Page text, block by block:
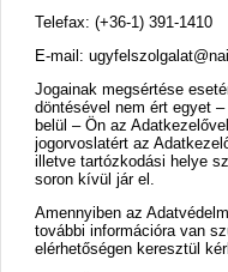
Telefax: (+36-1) 391-1410
E-mail:
Jogainak megsértése
döntésével nem ért egyet
belül – Ön az
jogorvoslatért az
illetve tartózkodási helye
soron kívül jár el.
Amennyiben az
további információra van
elérhetőségen keresztül